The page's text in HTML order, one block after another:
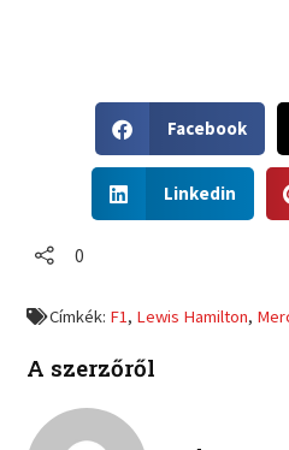
h
r
b
o
Facebook
h
n
i
k
Linkedin
0
Címkék: F1, Lewis Hamilton,
A szerzőről